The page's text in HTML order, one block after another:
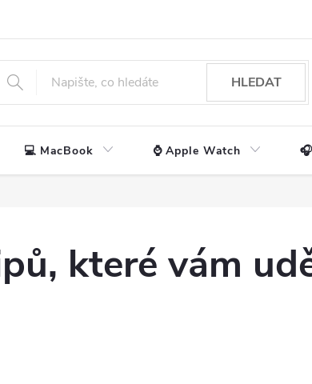
HLEDAT
💻 MacBook ⌚ Apple Watch
které vám